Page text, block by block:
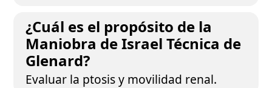
¿Cuál es el propósito de la
Maniobra de Israel Técnica de
Glenard?
Evaluar la ptosis y movilidad renal.